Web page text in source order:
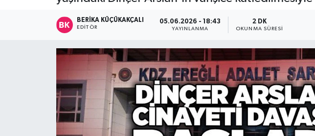
BERIKA KÜÇÜKAKÇALI
EDITÖR
05.06.2026 - 18:43
YAYINLANMA
2 DK
OKUNMA SÜRESI
BİLİM VE TEKNOLOJİ